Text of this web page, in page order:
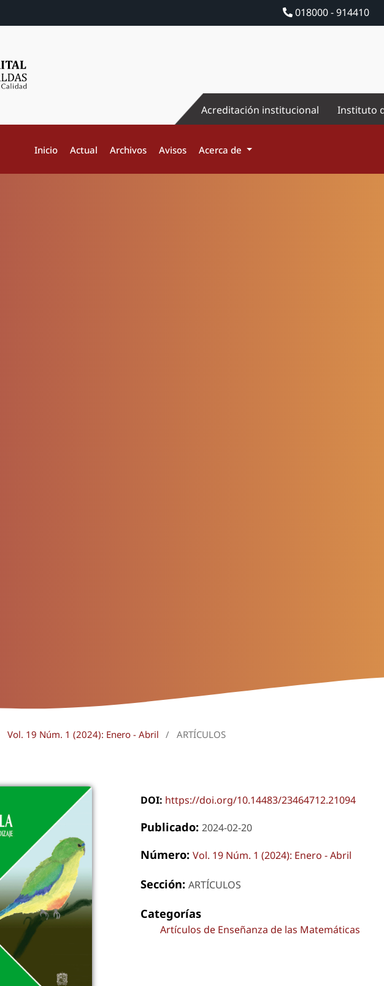
018000 - 914410
Acreditación institucional Instituto
Inicio Actual Archivos Avisos Acerca de
Vol. 19 Núm. 1 (2024): Enero - Abril / ARTÍCULOS
DOI: https://doi.org/10.14483/23464712.21094
Publicado: 2024-02-20
Número: Vol. 19 Núm. 1 (2024): Enero - Abril
Sección: ARTÍCULOS
Categorías
Artículos de Enseñanza de las Matemáticas